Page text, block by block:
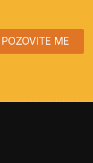
POZOVITE ME